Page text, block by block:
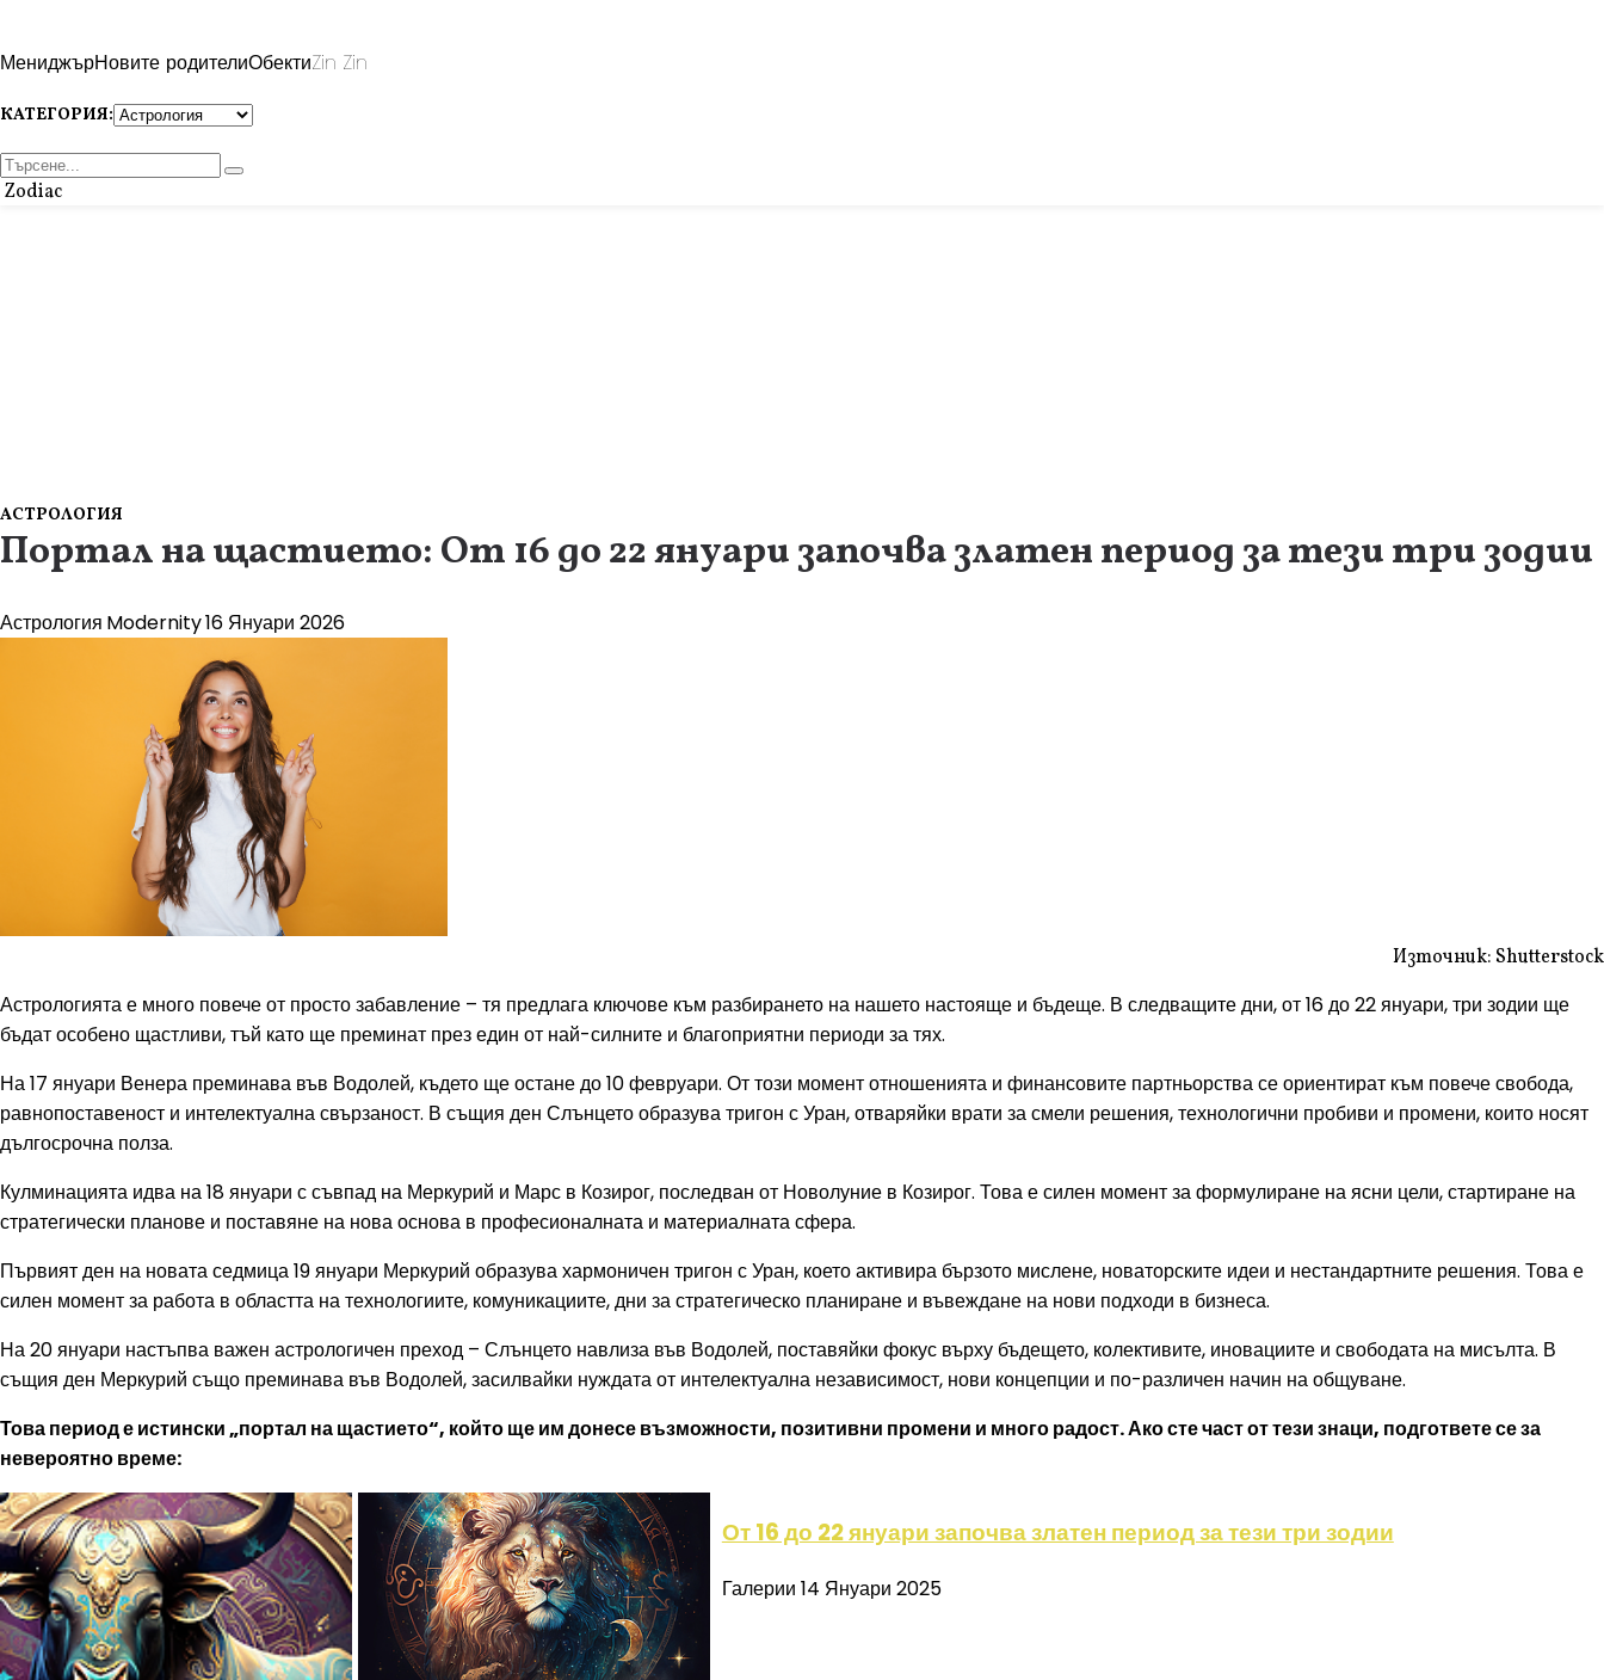
МениджърНовите родителиОбектиZin Zin
КАТЕГОРИЯ:
Zodiac
АСТРОЛОГИЯ
Портал на щастието: От 16 до 22 януари започва златен период за тези три зодии
Астрология Modernity16 Януари 2026
Източник: Shutterstock
Астрологията е много повече от просто забавление – тя предлага ключове към разбирането на нашето настояще и бъдеще. В следващите дни, от 16 до 22 януари, три зодии ще
бъдат особено щастливи, тъй като ще преминат през един от най-силните и благоприятни периоди за тях.
На 17 януари Венера преминава във Водолей, където ще остане до 10 февруари. От този момент отношенията и финансовите партньорства се ориентират към повече свобода,
равнопоставеност и интелектуална свързаност. В същия ден Слънцето образува тригон с Уран, отваряйки врати за смели решения, технологични пробиви и промени, които носят
дългосрочна полза.
Кулминацията идва на 18 януари с съвпад на Меркурий и Марс в Козирог, последван от Новолуние в Козирог. Това е силен момент за формулиране на ясни цели, стартиране на
стратегически планове и поставяне на нова основа в професионалната и материалната сфера.
Първият ден на новата седмица 19 януари Меркурий образува хармоничен тригон с Уран, което активира бързото мислене, новаторските идеи и нестандартните решения. Това е
силен момент за работа в областта на технологиите, комуникациите, дни за стратегическо планиране и въвеждане на нови подходи в бизнеса.
На 20 януари настъпва важен астрологичен преход – Слънцето навлиза във Водолей, поставяйки фокус върху бъдещето, колективите, иновациите и свободата на мисълта. В
същия ден Меркурий също преминава във Водолей, засилвайки нуждата от интелектуална независимост, нови концепции и по-различен начин на общуване.
Това период е истински „портал на щастието“, който ще им донесе възможности, позитивни промени и много радост. Ако сте част от тези знаци, подгответе се за
невероятно време:
От 16 до 22 януари започва златен период за тези три зодии
Галерии 14 Януари 2025